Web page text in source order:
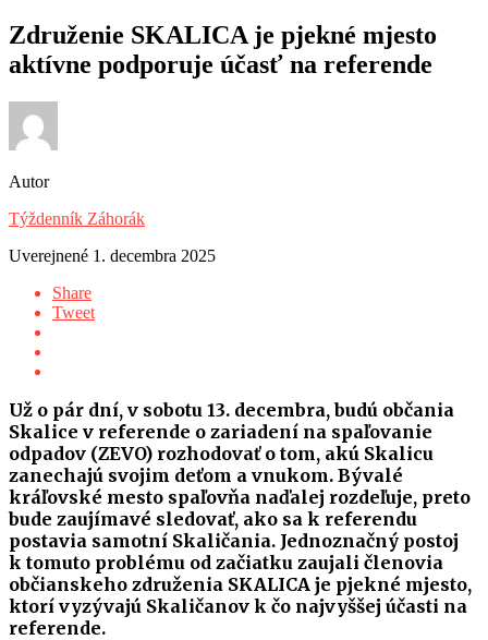
Združenie SKALICA je pjekné mjesto
aktívne podporuje účasť na referende
Autor
Týždenník Záhorák
Uverejnené 1. decembra 2025
Share
Tweet
Už o pár dní, v sobotu 13. decembra, budú občania
Skalice v referende o zariadení na spaľovanie
odpadov (ZEVO) rozhodovať o tom, akú Skalicu
zanechajú svojim deťom a vnukom. Bývalé
kráľovské mesto spaľovňa naďalej rozdeľuje, preto
bude zaujímavé sledovať, ako sa k referendu
postavia samotní Skaličania. Jednoznačný postoj
k tomuto problému od začiatku zaujali členovia
občianskeho združenia SKALICA je pjekné mjesto,
ktorí vyzývajú Skaličanov k čo najvyššej účasti na
referende.